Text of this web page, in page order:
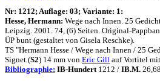
Nr: 1212; Auflage: 03; Variante: 1:
Hesse, Hermann: Wege nach Innen. 25
Leipzig. 2001. 74, (6) Seiten. Original-
ÜP bunt (gestaltet von Gisela Reschke).
TS "Hermann Hesse / Wege nach Innen / 25
Signet (S2) 14 mm von Eric Gill auf Vortitel
Bibliographie: IB-Hundert1212 / IB.M.